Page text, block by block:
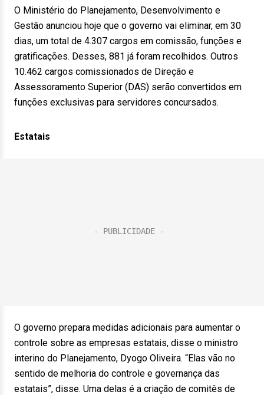
O Ministério do Planejamento, Desenvolvimento e
Gestão anunciou hoje que o governo vai eliminar, em 30
dias, um total de 4.307 cargos em comissão, funções e
gratificações. Desses, 881 já foram recolhidos. Outros
10.462 cargos comissionados de Direção e
Assessoramento Superior (DAS) serão convertidos em
funções exclusivas para servidores concursados.
Estatais
O governo prepara medidas adicionais para aumentar o
controle sobre as empresas estatais, disse o ministro
interino do Planejamento, Dyogo Oliveira. “Elas vão no
sentido de melhoria do controle e governança das
estatais”, disse. Uma delas é a criação de comitês de